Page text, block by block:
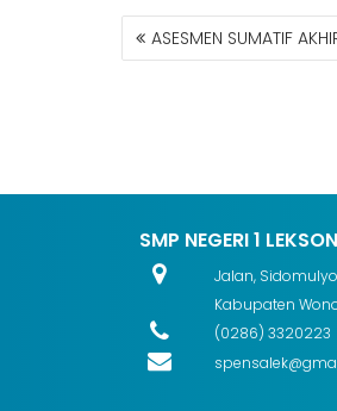
NAVIGASI
POSASESMEN SUMATIF
SMP NEGERI 1
Jalan,
Kabupaten
(0286) 3320223